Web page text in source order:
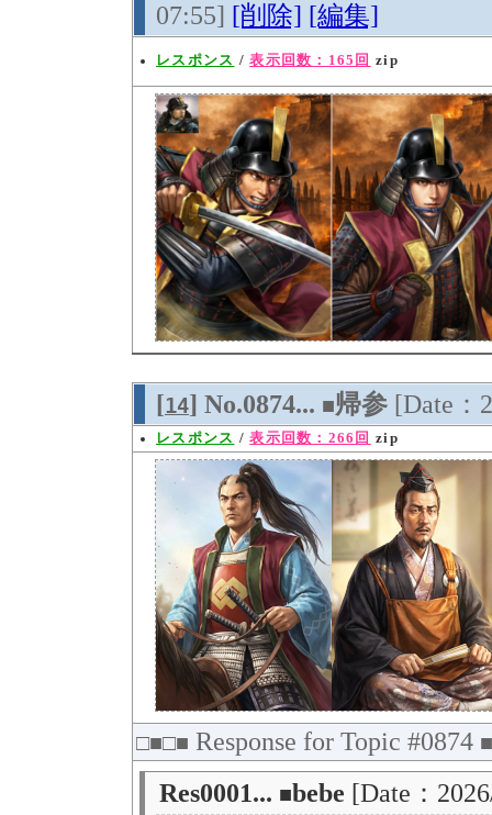
07:55] [削除] [編集]
レスポンス /表示回数：165回 zip
[14] No.0874... ■帰参 [Date：
レスポンス /表示回数：266回 zip
□■□■ Response for Topic #0874
Res0001... ■bebe [Date：